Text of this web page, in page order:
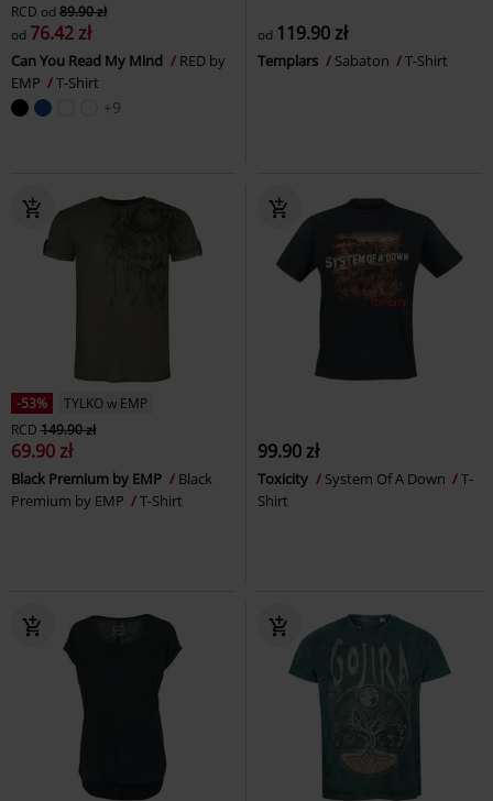
RCD od 89.90 zł
od 76.42 zł
Can You Read My Mind
RED by
EMP
T-Shirt
+9
od 119.90 zł
Templars Sabaton T-Shirt
-53%
TYLKO w EMP
RCD 149.90 zł
69.90 zł
Black Premium by EMP
Black
Premium by EMP
T-Shirt
99.90 zł
Toxicity System Of A Down
T-
Shirt